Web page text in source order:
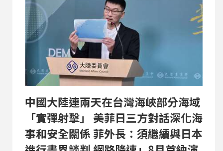
招募中國間諜，內政部30號舉行記者會說明在蒐整
事證後，以配合中共在台發展組織、跨境鎮壓及黨
員涉犯國安法三理由，將交憲法法庭聲請解散統促
黨。這是內政部首個交憲法法庭宣告解散政黨的案
例。內政部次長馬士元說，對統促黨的處理是戰略
問題，必須要做處置，才能嚇阻其他類似活動在台
灣繼續下去。 台灣與美國在海上執法與搜救等海事
上共同演練或執法的畫面，美國在台協會（AIT）7
月28號破天荒的在臉書（Facebook）上曝光，顯
示出4000噸級嘉義級巡防艦的台...
中國大陸連兩天在台灣海峽部分海域
「實彈射擊」 美菲日三方對話深化海
事和安全關係 菲外長：須繼續與日本